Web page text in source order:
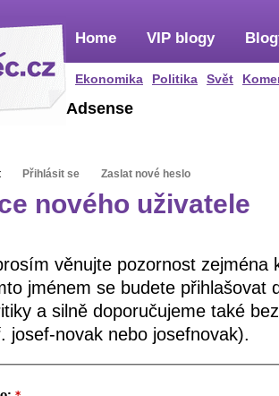
Home
Ekonomika Politika Svět
VIP blogy
Adsense
Přihlásit se Zaslat nové heslo
nového uživatele
věnujte pozornost zejména
jménem se budete přihlašovat
a silně doporučujeme také
josef-novak nebo josefnovak).